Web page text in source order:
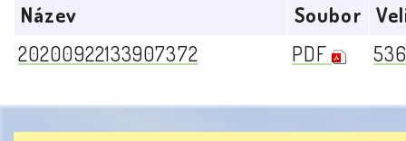
Název Soubor
20200922133907372
PDF